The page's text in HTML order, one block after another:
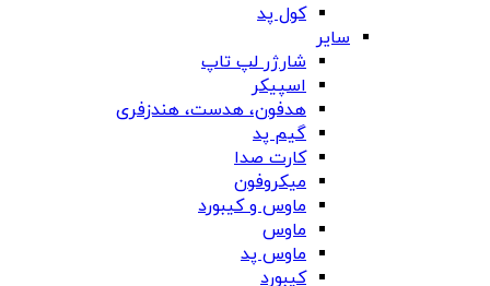
کول پد
سایر
شارژر لپ تاپ
اسپیکر
هدفون، هدست، هندزفری
گیم پد
کارت صدا
میکروفون
ماوس و کیبورد
ماوس
ماوس پد
کیبورد